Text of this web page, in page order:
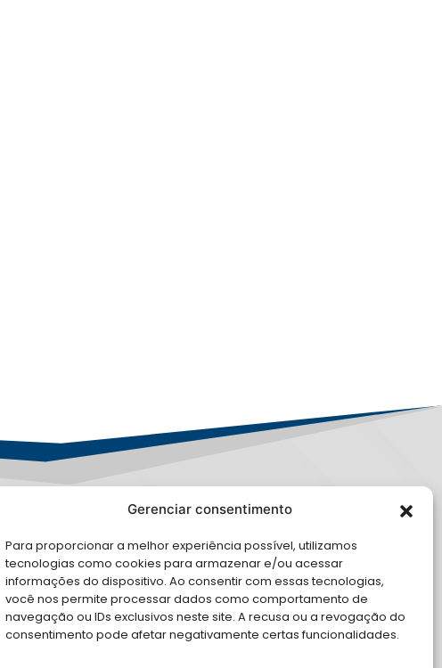
Gerenciar consentimento
Para proporcionar a melhor experiência possível, utilizamos
tecnologias como cookies para armazenar e/ou acessar
informações do dispositivo. Ao consentir com essas tecnologias,
você nos permite processar dados como comportamento de
navegação ou IDs exclusivos neste site. A recusa ou a revogação do
consentimento pode afetar negativamente certas funcionalidades.
LGPD
FALE CONOSCO
Solicite Apoio Institucional da AMB
para o seu evento